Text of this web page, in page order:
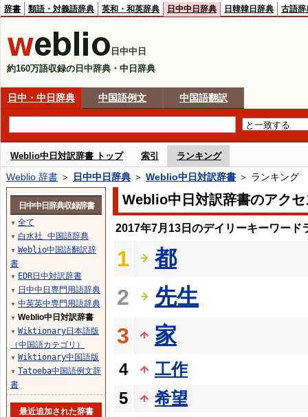
辞書 類語・対義語辞典 英和・和英辞典 日中中日辞典 日韓韓日辞典 古語辞
日中中日
約160万語収録の日中辞典・中日辞典
日中・中日辞典 中国語例文 中国語翻訳
Weblio中日対訳辞書 トップ 索引 ランキング
Weblio 辞書 ＞ 日中中日辞典 ＞ Weblio中日対訳辞書 ＞ ランキング
Weblio中日対訳辞書のアク
2017年7月13日のデイリーキーワード
1
都
2
先生
3
家
4
工作
5
希望
日中中日辞典収録辞書
▼ 全て
▼ 白水社 中国語辞典
▼ Weblio中国語翻訳辞
書
▼ EDR日中対訳辞書
▼ 日中中日専門用語辞典
▼ 中英英中専門用語辞典
▼ Weblio中日対訳辞書
▼ Wiktionary日本語版
（中国語カテゴリ）
▼ Wiktionary中国語版
▼ Tatoeba中国語例文辞
書
最近追加された辞書